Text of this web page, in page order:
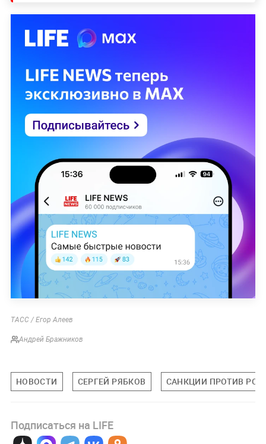
ТАСС / Егор Алеев
Андрей Бражников
НОВОСТИ СЕРГЕЙ РЯБКОВ САНКЦИИ ПРОТИВ
Подписаться на LIFE